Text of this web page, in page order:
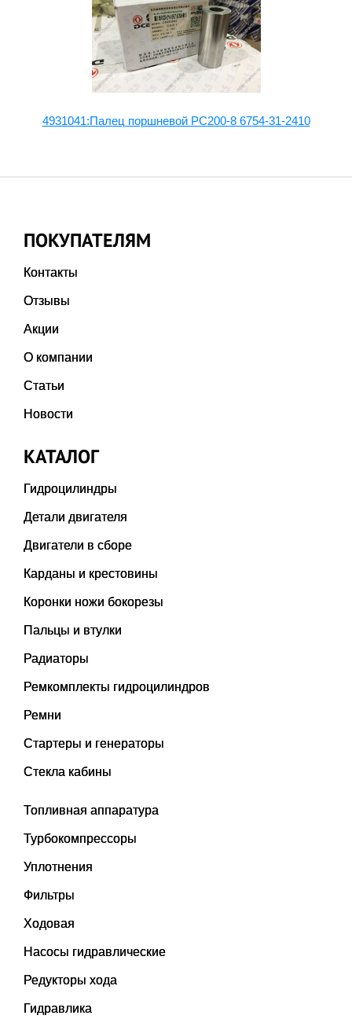
4931041:Палец поршневой PC200-8 6754-31-2410
ПОКУПАТЕЛЯМ
Контакты
Отзывы
Акции
О компании
Статьи
Новости
КАТАЛОГ
Гидроцилиндры
Детали двигателя
Двигатели в сборе
Карданы и крестовины
Коронки ножи бокорезы
Пальцы и втулки
Радиаторы
Ремкомплекты гидроцилиндров
Ремни
Стартеры и генераторы
Стекла кабины
Топливная аппаратура
Турбокомпрессоры
Уплотнения
Фильтры
Ходовая
Насосы гидравлические
Редукторы хода
Гидравлика